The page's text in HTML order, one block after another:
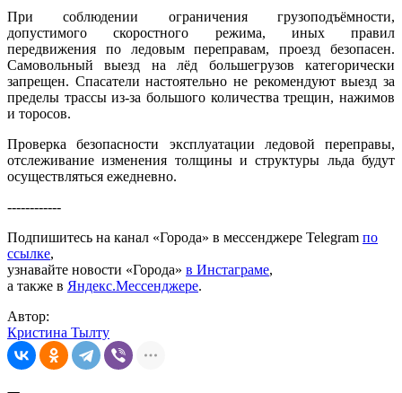
При соблюдении ограничения грузоподъёмности,
допустимого скоростного режима, иных правил
передвижения по ледовым переправам, проезд безопасен.
Самовольный выезд на лёд большегрузов категорически
запрещен. Спасатели настоятельно не рекомендуют выезд за
пределы трассы из-за большого количества трещин, нажимов
и торосов.
Проверка безопасности эксплуатации ледовой переправы,
отслеживание изменения толщины и структуры льда будут
осуществляться ежедневно.
------------
Подпишитесь на канал «Города» в мессенджере Telegram по
ссылке,
узнавайте новости «Города» в Инстаграме,
а также в Яндекс.Мессенджере.
Автор:
Кристина Тылту